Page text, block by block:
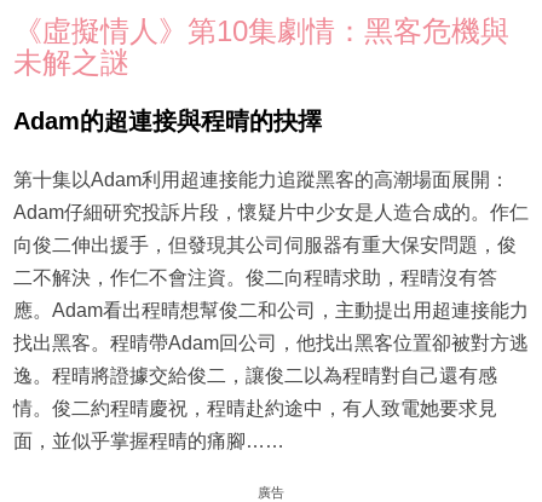
《虛擬情人》第10集劇情：黑客危機與
未解之謎
Adam的超連接與程晴的抉擇
第十集以Adam利用超連接能力追蹤黑客的高潮場面展開：
Adam仔細研究投訴片段，懷疑片中少女是人造合成的。作仁
向俊二伸出援手，但發現其公司伺服器有重大保安問題，俊
二不解決，作仁不會注資。俊二向程晴求助，程晴沒有答
應。Adam看出程晴想幫俊二和公司，主動提出用超連接能力
找出黑客。程晴帶Adam回公司，他找出黑客位置卻被對方逃
逸。程晴將證據交給俊二，讓俊二以為程晴對自己還有感
情。俊二約程晴慶祝，程晴赴約途中，有人致電她要求見
面，並似乎掌握程晴的痛腳……
廣告